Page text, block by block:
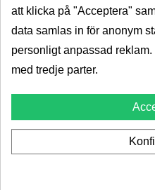
att klicka på "Acceptera"
data samlas in för anonym
personligt anpassad
med tredje parter.